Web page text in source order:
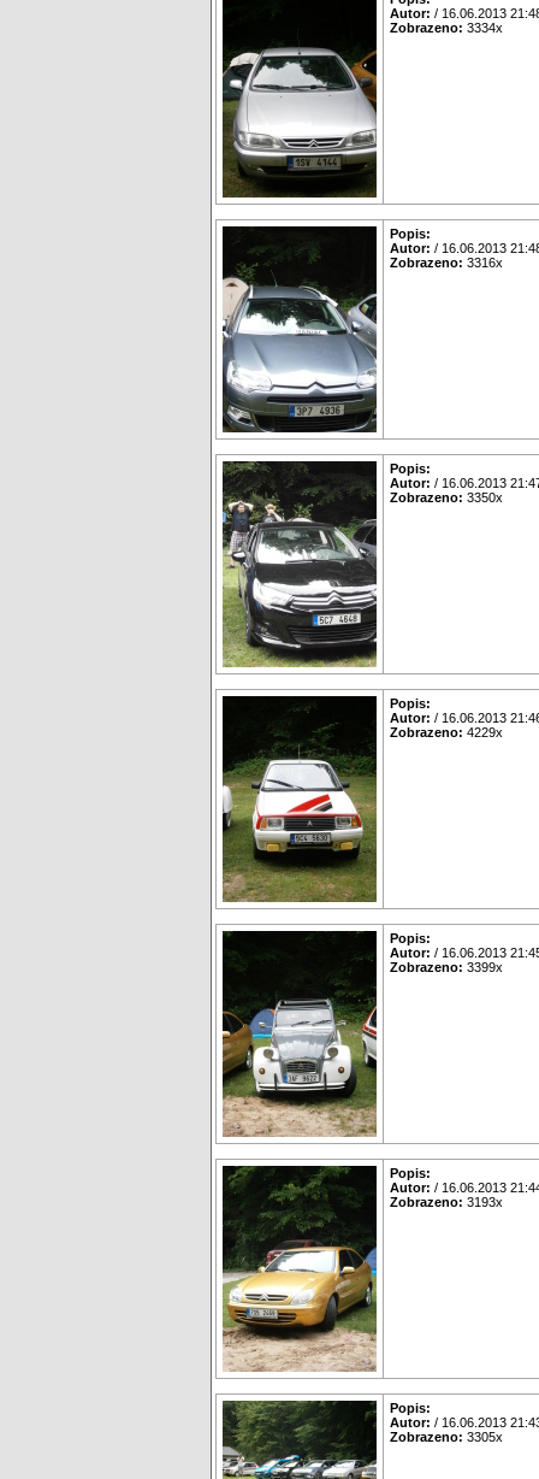
Autor: / 16.06.2013
Zobrazeno: 3334x
Popis:
Autor: / 16.06.2013
Zobrazeno: 3316x
Popis:
Autor: / 16.06.2013
Zobrazeno: 3350x
Popis:
Autor: / 16.06.2013
Zobrazeno: 4229x
Popis:
Autor: / 16.06.2013
Zobrazeno: 3399x
Popis:
Autor: / 16.06.2013
Zobrazeno: 3193x
Popis:
Autor: / 16.06.2013
Zobrazeno: 3305x